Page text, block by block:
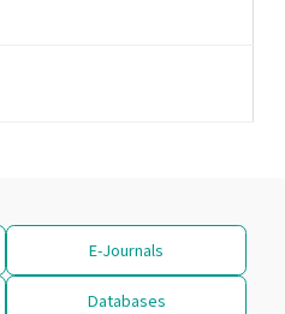
E-Journals
Databases